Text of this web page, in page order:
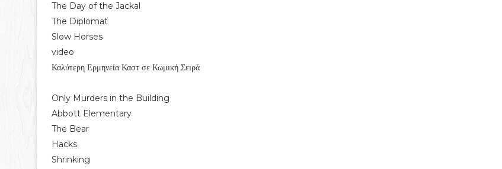
The Day of the Jackal
The Diplomat
Slow Horses
video
Καλύτερη Ερμηνεία Καστ σε Κωμική Σειρά
Only Murders in the Building
Abbott Elementary
The Bear
Hacks
Shrinking